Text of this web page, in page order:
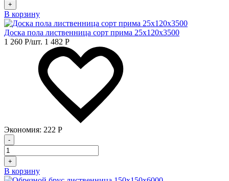
+
В корзину
Доска пола лиственница сорт прима 25х120х3500
1 260 Р/шт. 1 482 Р
Экономия: 222 Р
-
+
В корзину